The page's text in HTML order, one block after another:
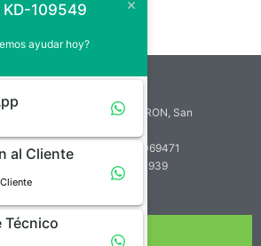
Paramillo, Calle A, Edif. AKRON, San
al Cliente: +58 (414) 7069471
Técnico: +58 (412) 2760939
NUESTRA EMPRESA
KD-109549
ayudar hoy?
al Cliente
Técnico